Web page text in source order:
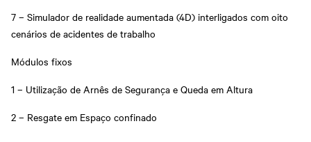
7 – Simulador de realidade aumentada (4D) interligados com oito
cenários de acidentes de trabalho
Módulos fixos
1 – Utilização de Arnês de Segurança e Queda em Altura
2 – Resgate em Espaço confinado